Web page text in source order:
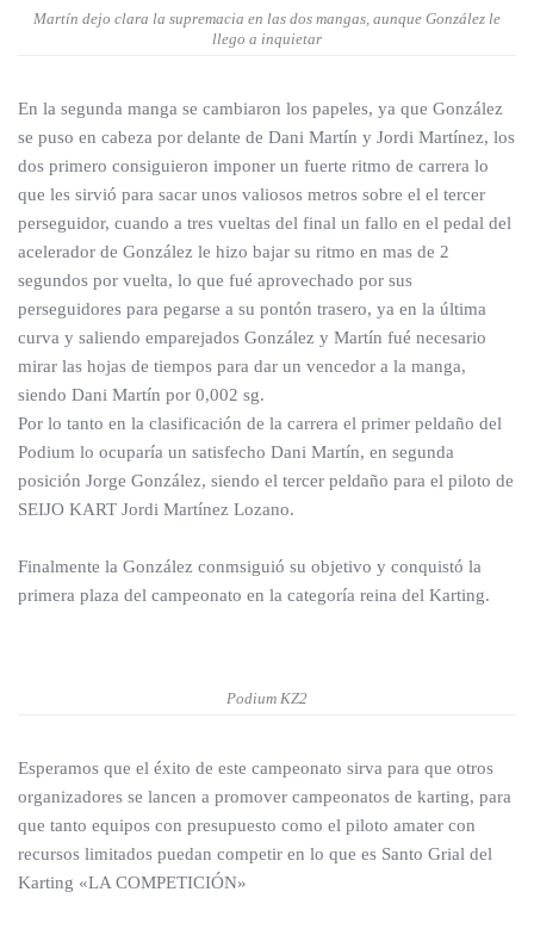
Martín dejo clara la supremacia en las dos mangas, aunque González le
llego a inquietar
En la segunda manga se cambiaron los papeles, ya que González
se puso en cabeza por delante de Dani Martín y Jordi Martínez, los
dos primero consiguieron imponer un fuerte ritmo de carrera lo
que les sirvió para sacar unos valiosos metros sobre el el tercer
perseguidor, cuando a tres vueltas del final un fallo en el pedal del
acelerador de González le hizo bajar su ritmo en mas de 2
segundos por vuelta, lo que fué aprovechado por sus
perseguidores para pegarse a su pontón trasero, ya en la última
curva y saliendo emparejados González y Martín fué necesario
mirar las hojas de tiempos para dar un vencedor a la manga,
siendo Dani Martín por 0,002 sg.
Por lo tanto en la clasificación de la carrera el primer peldaño del
Podium lo ocuparía un satisfecho Dani Martín, en segunda
posición Jorge González, siendo el tercer peldaño para el piloto de
SEIJO KART Jordi Martínez Lozano.
Finalmente la González conmsiguió su objetivo y conquistó la
primera plaza del campeonato en la categoría reina del Karting.
Podium KZ2
Esperamos que el éxito de este campeonato sirva para que otros
organizadores se lancen a promover campeonatos de karting, para
que tanto equipos con presupuesto como el piloto amater con
recursos limitados puedan competir en lo que es Santo Grial del
Karting «LA COMPETICIÓN»